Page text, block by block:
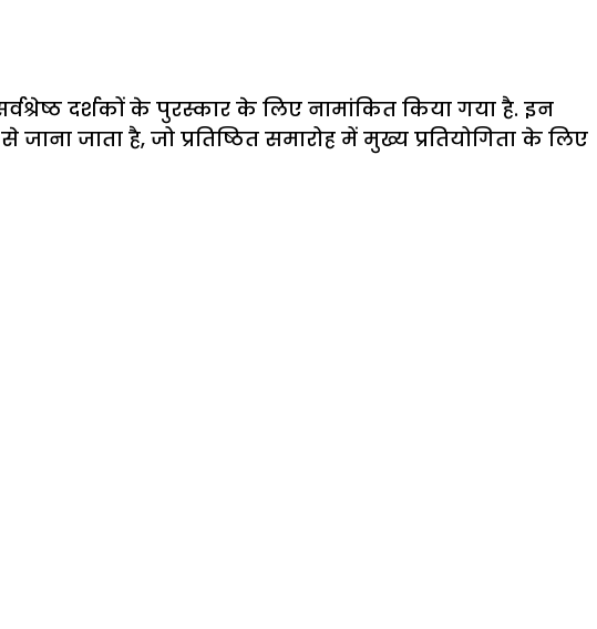
दर्शकों के पुरस्कार के लिए नामांकित किया गया है. इन
जाता है, जो प्रतिष्ठित समारोह में मुख्य प्रतियोगिता के लिए